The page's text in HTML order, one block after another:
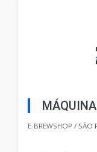
E-BREWSHOP / SÃO